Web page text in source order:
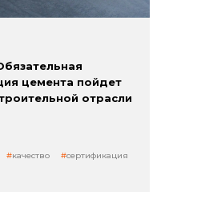
цемента пойдет
отрасли
качество
сертификация